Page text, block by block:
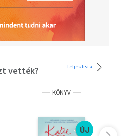
vették? Teljes lista
KÖNYV
ÚJ